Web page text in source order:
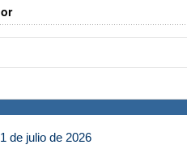
de julio de 2026